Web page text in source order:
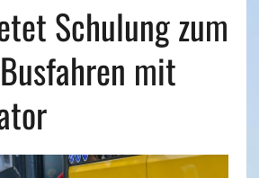
Schulung zum
mit